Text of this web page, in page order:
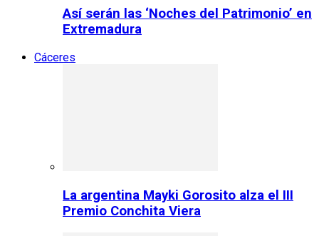
Así serán las ‘Noches del Patrimonio’ en
Extremadura
Cáceres
La argentina Mayki Gorosito alza el III
Premio Conchita Viera